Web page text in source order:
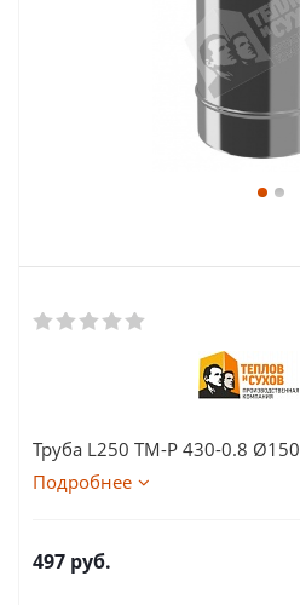
Труба L250 ТМ-Р 430-0.8 Ø150
Подробнее
497 руб.